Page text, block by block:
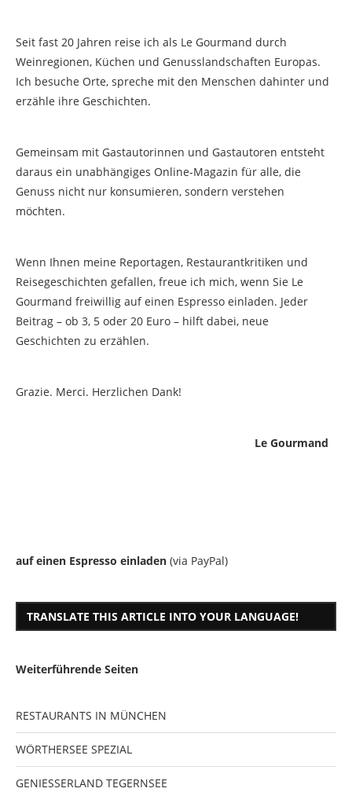
Seit fast 20 Jahren reise ich als Le Gourmand durch
Weinregionen, Küchen und Genusslandschaften Europas.
Ich besuche Orte, spreche mit den Menschen dahinter und
erzähle ihre Geschichten.
Gemeinsam mit Gastautorinnen und Gastautoren entsteht
daraus ein unabhängiges Online-Magazin für alle, die
Genuss nicht nur konsumieren, sondern verstehen
möchten.
Wenn Ihnen meine Reportagen, Restaurantkritiken und
Reisegeschichten gefallen, freue ich mich, wenn Sie Le
Gourmand freiwillig auf einen Espresso einladen. Jeder
Beitrag – ob 3, 5 oder 20 Euro – hilft dabei, neue
Geschichten zu erzählen.
Grazie. Merci. Herzlichen Dank!
Le Gourmand
auf einen Espresso einladen (via PayPal)
TRANSLATE THIS ARTICLE INTO YOUR LANGUAGE!
Weiterführende Seiten
RESTAURANTS IN MÜNCHEN
WÖRTHERSEE SPEZIAL
GENIESSERLAND TEGERNSEE